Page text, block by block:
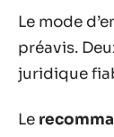
Le mode
préavis.
juridique
Le